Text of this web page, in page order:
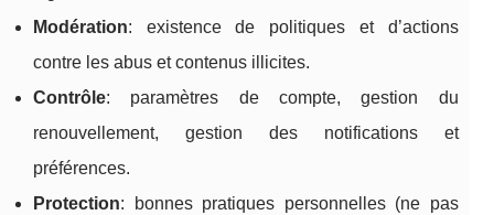
Modération: existence de politiques et d’actions
contre les abus et contenus illicites.
Contrôle: paramètres de compte, gestion du
renouvellement, gestion des notifications et
préférences.
Protection: bonnes pratiques personnelles (ne pas